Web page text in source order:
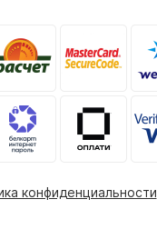
конфиденциальности